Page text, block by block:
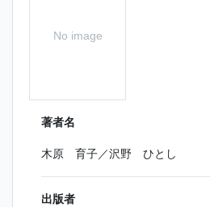
No image
著者名
木原 育子／沢野 ひとし
出版者